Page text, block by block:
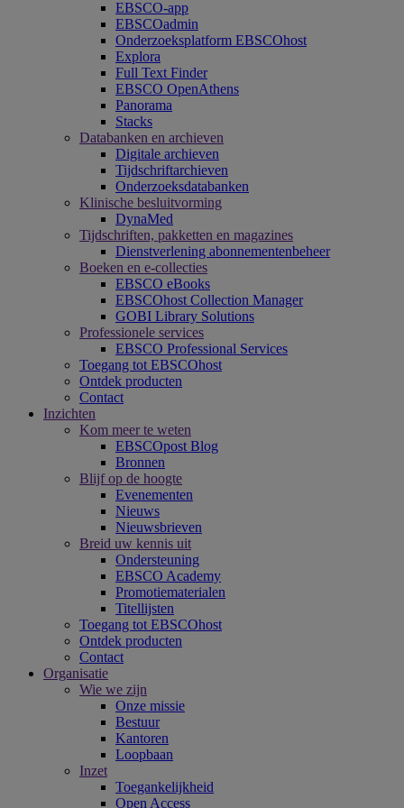
EBSCO-app
EBSCOadmin
Onderzoeksplatform EBSCOhost
Explora
Full Text Finder
EBSCO OpenAthens
Panorama
Stacks
Databanken en archieven
Digitale archieven
Tijdschriftarchieven
Onderzoeksdatabanken
Klinische besluitvorming
DynaMed
Tijdschriften, pakketten en magazines
Dienstverlening abonnementenbeheer
Boeken en e-collecties
EBSCO eBooks
EBSCOhost Collection Manager
GOBI Library Solutions
Professionele services
EBSCO Professional Services
Toegang tot EBSCOhost
Ontdek producten
Contact
Inzichten
Kom meer te weten
EBSCOpost Blog
Bronnen
Blijf op de hoogte
Evenementen
Nieuws
Nieuwsbrieven
Breid uw kennis uit
Ondersteuning
EBSCO Academy
Promotiematerialen
Titellijsten
Toegang tot EBSCOhost
Ontdek producten
Contact
Organisatie
Wie we zijn
Onze missie
Bestuur
Kantoren
Loopbaan
Inzet
Toegankelijkheid
Open Access